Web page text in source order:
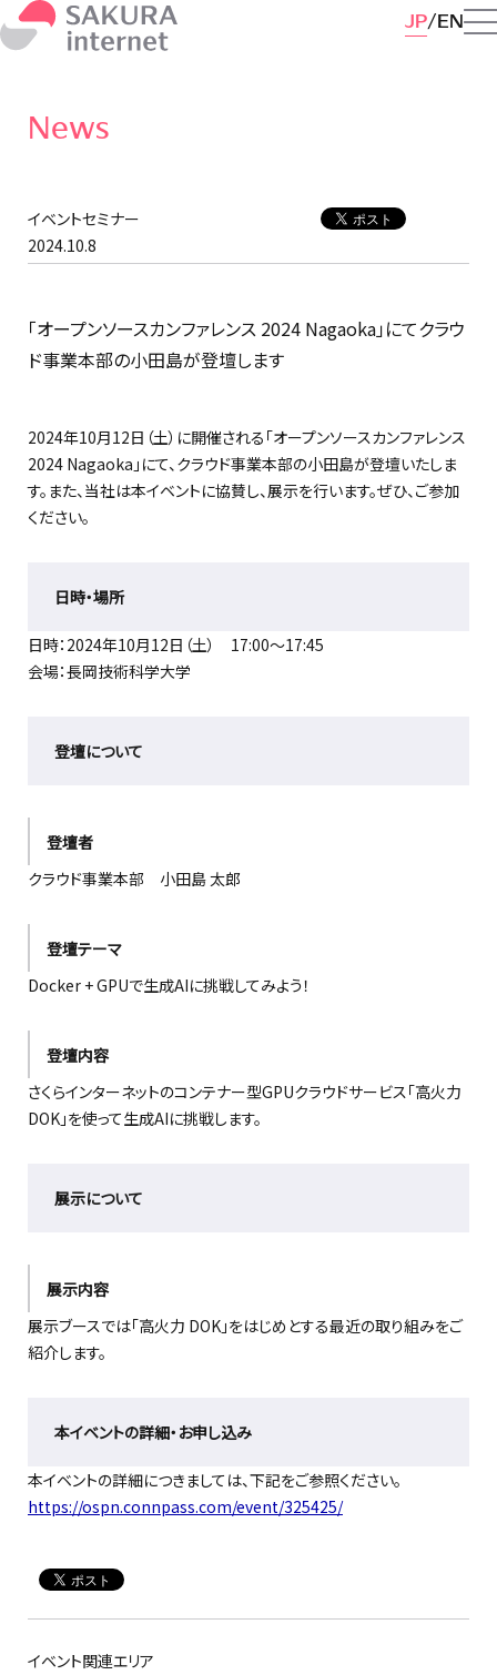
JP EN
News
イベントセミナー
2024.10.8
「オープンソースカンファレンス 2024 Nagaoka」にてクラウ
ド事業本部の小田島が登壇します
2024年10月12日（土）に開催される「オープンソースカンファレンス
2024 Nagaoka」にて、クラウド事業本部の小田島が登壇いたしま
す。また、当社は本イベントに協賛し、展示を行います。ぜひ、ご参加
ください。
日時・場所
日時：2024年10月12日（土） 17:00〜17:45
会場：長岡技術科学大学
登壇について
登壇者
クラウド事業本部 小田島 太郎
登壇テーマ
Docker + GPUで生成AIに挑戦してみよう！
登壇内容
さくらインターネットのコンテナー型GPUクラウドサービス「高火力
DOK」を使って生成AIに挑戦します。
展示について
展示内容
展示ブースでは「高火力 DOK」をはじめとする最近の取り組みをご
紹介します。
本イベントの詳細・お申し込み
本イベントの詳細につきましては、下記をご参照ください。
https://ospn.connpass.com/event/325425/
イベント関連エリア